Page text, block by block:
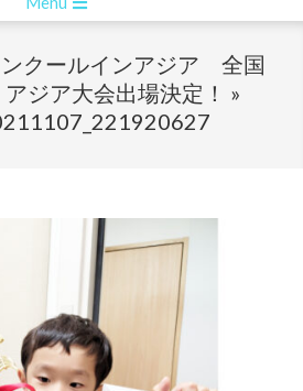
クールインアジア 全国
ジア大会出場決定！ »